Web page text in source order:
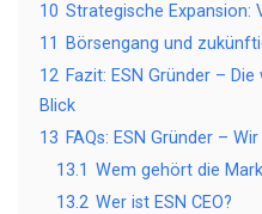
10 Strategische Expansion:
11
Börsengang und
12 Fazit: ESN Gründer –
Blick
13 FAQs: ESN Gründer –
13.1 Wem gehört die
13.2 Wer ist ESN CEO?